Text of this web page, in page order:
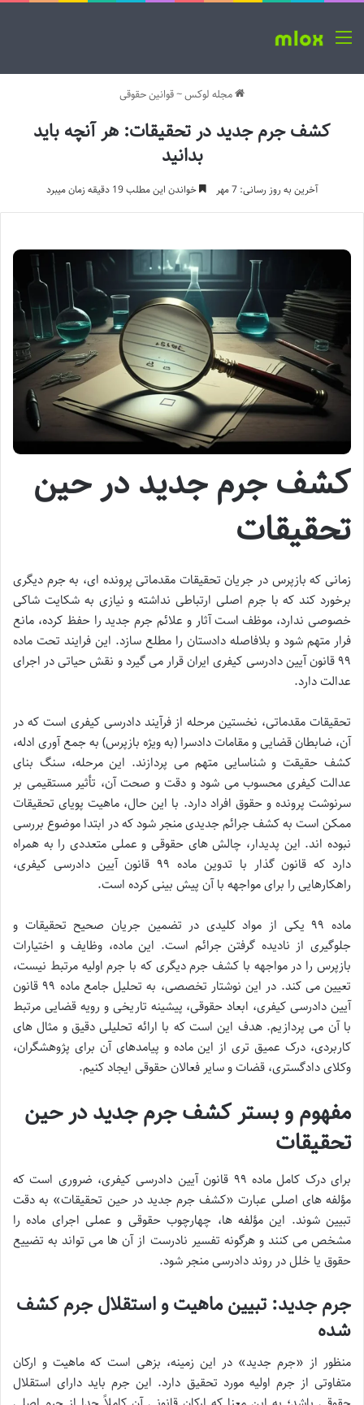
منو
مجله لوکس~قوانین حقوقی
کشف جرم جدید در تحقیقات: هر آنچه باید
بدانید
آخرین به روز رسانی: 7 مهر خواندن این مطلب 19 دقیقه زمان میبرد
کشف جرم جدید در حین
تحقیقات
زمانی که بازپرس در جریان تحقیقات مقدماتی پرونده ای، به جرم دیگری
برخورد کند که با جرم اصلی ارتباطی نداشته و نیازی به شکایت شاکی
خصوصی ندارد، موظف است آثار و علائم جرم جدید را حفظ کرده، مانع
فرار متهم شود و بلافاصله دادستان را مطلع سازد. این فرایند تحت ماده
۹۹ قانون آیین دادرسی کیفری ایران قرار می گیرد و نقش حیاتی در اجرای
عدالت دارد.
تحقیقات مقدماتی، نخستین مرحله از فرآیند دادرسی کیفری است که در
آن، ضابطان قضایی و مقامات دادسرا (به ویژه بازپرس) به جمع آوری ادله،
کشف حقیقت و شناسایی متهم می پردازند. این مرحله، سنگ بنای
عدالت کیفری محسوب می شود و دقت و صحت آن، تأثیر مستقیمی بر
سرنوشت پرونده و حقوق افراد دارد. با این حال، ماهیت پویای تحقیقات
ممکن است به کشف جرائم جدیدی منجر شود که در ابتدا موضوع بررسی
نبوده اند. این پدیدار، چالش های حقوقی و عملی متعددی را به همراه
دارد که قانون گذار با تدوین ماده ۹۹ قانون آیین دادرسی کیفری،
راهکارهایی را برای مواجهه با آن پیش بینی کرده است.
ماده ۹۹ یکی از مواد کلیدی در تضمین جریان صحیح تحقیقات و
جلوگیری از نادیده گرفتن جرائم است. این ماده، وظایف و اختیارات
بازپرس را در مواجهه با کشف جرم دیگری که با جرم اولیه مرتبط نیست،
تعیین می کند. در این نوشتار تخصصی، به تحلیل جامع ماده ۹۹ قانون
آیین دادرسی کیفری، ابعاد حقوقی، پیشینه تاریخی و رویه قضایی مرتبط
با آن می پردازیم. هدف این است که با ارائه تحلیلی دقیق و مثال های
کاربردی، درک عمیق تری از این ماده و پیامدهای آن برای پژوهشگران،
وکلای دادگستری، قضات و سایر فعالان حقوقی ایجاد کنیم.
مفهوم و بستر کشف جرم جدید در حین
تحقیقات
برای درک کامل ماده ۹۹ قانون آیین دادرسی کیفری، ضروری است که
مؤلفه های اصلی عبارت «کشف جرم جدید در حین تحقیقات» به دقت
تبیین شوند. این مؤلفه ها، چهارچوب حقوقی و عملی اجرای ماده را
مشخص می کنند و هرگونه تفسیر نادرست از آن ها می تواند به تضییع
حقوق یا خلل در روند دادرسی منجر شود.
جرم جدید: تبیین ماهیت و استقلال جرم کشف
شده
منظور از «جرم جدید» در این زمینه، بزهی است که ماهیت و ارکان
متفاوتی از جرم اولیه مورد تحقیق دارد. این جرم باید دارای استقلال